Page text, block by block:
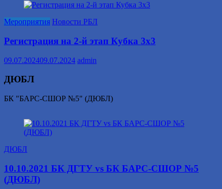
Мероприятия Новости РБЛ
Регистрация на 2-й этап Кубка 3х3
09.07.202409.07.2024 admin
ДЮБЛ
БК "БАРС-СШОР №5" (ДЮБЛ)
ДЮБЛ
10.10.2021 БК ДГТУ vs БК БАРС-СШОР №5
(ДЮБЛ)